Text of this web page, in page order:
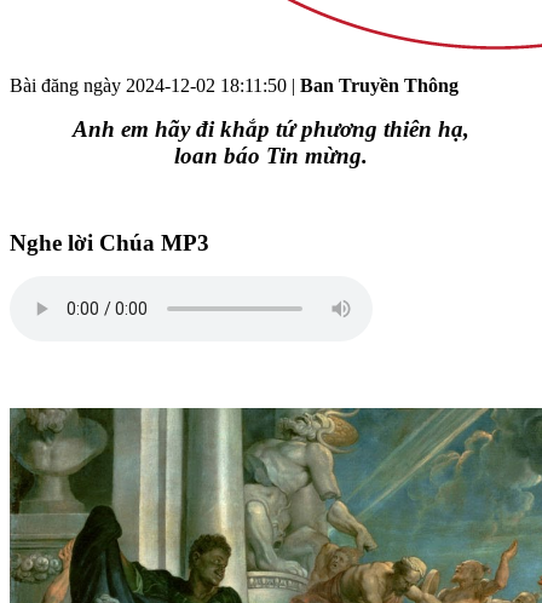
Bài đăng ngày 2024-12-02 18:11:50 | Ban Truyền Thông
Anh em hãy đi khắp tứ phương thiên hạ,
loan báo Tin mừng.
Nghe lời Chúa MP3